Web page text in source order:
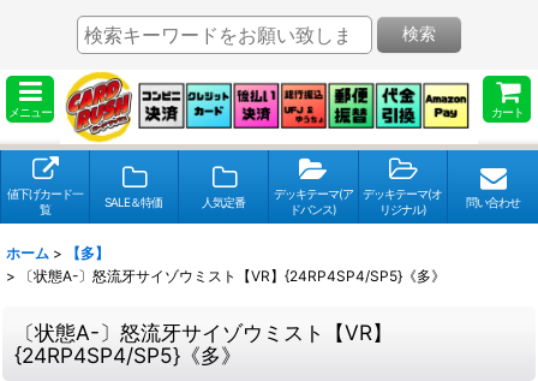
メニュー カート
検索
値下げカード一
覧
SALE＆特価 人気定番
デッキテーマ(ア
ドバンス)
デッキテーマ(オ
リジナル)
問い合わせ
ホーム >
【多】
>
〔状態A-〕怒流牙サイゾウミスト【VR】{24RP4SP4/SP5}《多》
〔状態A-〕怒流牙サイゾウミスト【VR】
{24RP4SP4/SP5}《多》